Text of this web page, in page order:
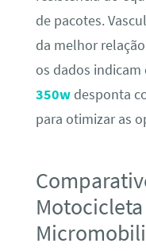
de pacotes.
da melhor
os dados indicam
350wdesponta
para otimizar as
Motocicleta